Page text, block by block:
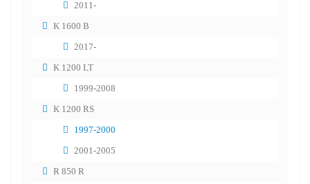
2011-
K 1600 B
2017-
K 1200 LT
1999-2008
K 1200 RS
1997-2000
2001-2005
R 850 R